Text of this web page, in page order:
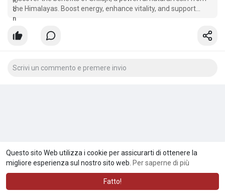
Questo sito Web utilizza i cookie per assicurarti di ottenere la
migliore esperienza sul nostro sito web. Per saperne di più
Fatto!
the Himalayas. Boost energy, enhance vitality, and support
overall health with this ancient Ayurvedic remedy.